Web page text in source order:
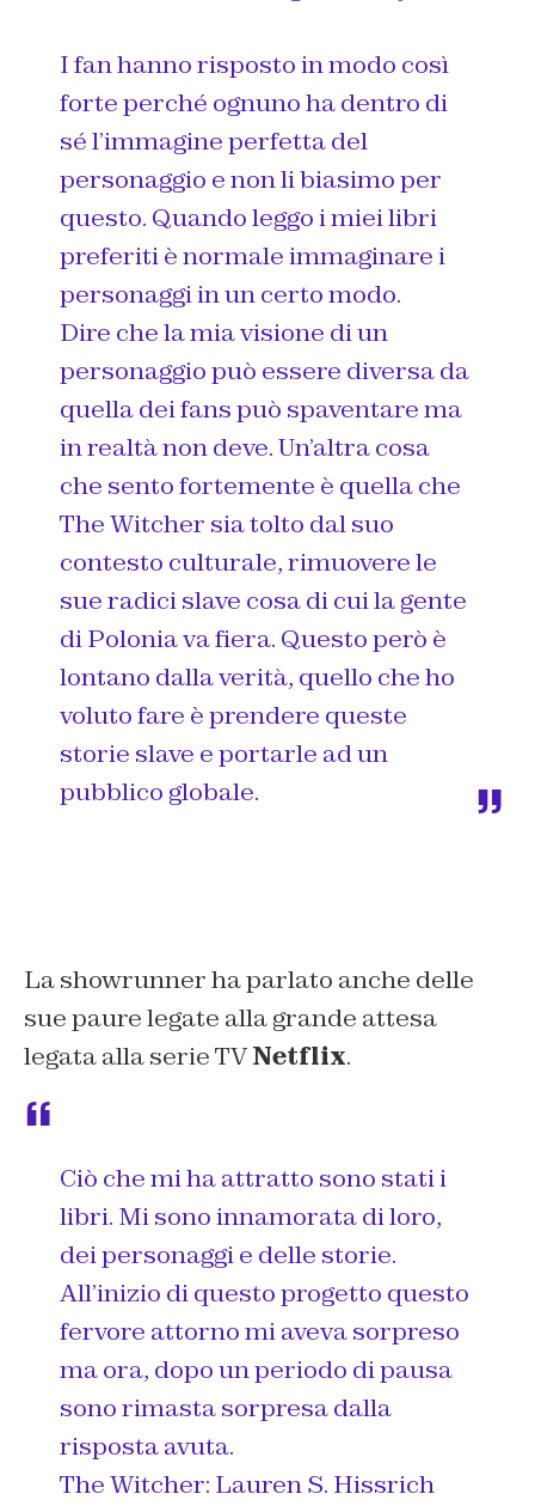
I fan hanno risposto in modo così
forte perché ognuno ha dentro di
sé l’immagine perfetta del
personaggio e non li biasimo per
questo. Quando leggo i miei libri
preferiti è normale immaginare i
personaggi in un certo modo.
Dire che la mia visione di un
personaggio può essere diversa da
quella dei fans può spaventare ma
in realtà non deve. Un’altra cosa
che sento fortemente è quella che
The Witcher sia tolto dal suo
contesto culturale, rimuovere le
sue radici slave cosa di cui la gente
di Polonia va fiera. Questo però è
lontano dalla verità, quello che ho
voluto fare è prendere queste
storie slave e portarle ad un
pubblico globale.
La showrunner ha parlato anche delle
sue paure legate alla grande attesa
legata alla serie TVNetflix.
Ciò che mi ha attratto sono stati i
libri. Mi sono innamorata di loro,
dei personaggi e delle storie.
All’inizio di questo progetto questo
fervore attorno mi aveva sorpreso
ma ora, dopo un periodo di pausa
sono rimasta sorpresa dalla
risposta avuta.
The Witcher: Lauren S. Hissrich